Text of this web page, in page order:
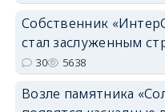
Собственник
стал заслуженным
30 5638
Возле памятника